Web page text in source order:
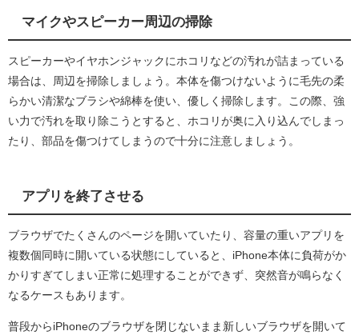
マイクやスピーカー周辺の掃除
スピーカーやイヤホンジャックにホコリなどの汚れが詰まっている
場合は、周辺を掃除しましょう。本体を傷つけないように毛先の柔
らかい清潔なブラシや綿棒を使い、優しく掃除します。この際、強
い力で汚れを取り除こうとすると、ホコリが奥に入り込んでしまっ
たり、部品を傷つけてしまうので十分に注意しましょう。
アプリを終了させる
ブラウザでたくさんのページを開いていたり、容量の重いアプリを
複数個同時に開いている状態にしていると、iPhone本体に負荷がか
かりすぎてしまい正常に処理することができず、突然音が鳴らなく
なるケースもあります。
普段からiPhoneのブラウザを閉じないまま新しいブラウザを開いて